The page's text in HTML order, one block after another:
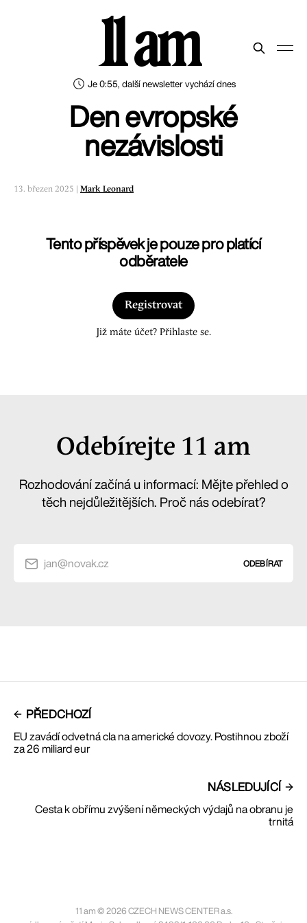
Je 0:55, další newsletter vychází dnes
11 am
Den evropské
nezávislosti
13. březen 2025 | Mark Leonard
Tento příspěvek je pouze pro platící
odběratele
Registrovat
Již máte účet? Přihlaste se.
Odebírejte 11 am
Rozhodování začíná u informací: Mějte přehled o
těch nejdůležitějších. Proč nás odebírat?
jan@novak.cz ODEBÍRAT
PŘEDCHOZÍ
EU zavádí odvetná cla na americké dovozy. Postihnou zboží
za 26 miliard eur
NÁSLEDUJÍCÍ
Cesta k obřímu zvýšení německých výdajů na obranu je
trnitá
11 am © 2026 CZECH NEWS CENTER a.s.